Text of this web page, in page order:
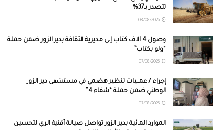
تتصدر بـ37%
وصول 4 آلاف كتاب إلى مديرية الثقافة بدير الزور ضمن حملة
“ولو بكتاب”
إجراء 7 عمليات تنظير هضمي في مستشفى دير الزور
الوطني ضمن حملة “شفاء 4”
الموارد المائية بدير الزور تواصل صيانة أقنية الري لتحسين